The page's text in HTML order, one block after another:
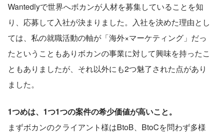
Wantedlyで世界へボカンが人材を募集していることを知
り、応募して入社が決まりました。入社を決めた理由とし
ては、私の就職活動の軸が「海外×マーケティング」だっ
たということもありボカンの事業に対して興味を持ったこ
ともありましたが、それ以外にも2つ魅了された点があり
ました。
1つめは、1つ1つの案件の希少価値が高いこと。
まずボカンのクライアント様はBtoB、BtoCを問わず多様